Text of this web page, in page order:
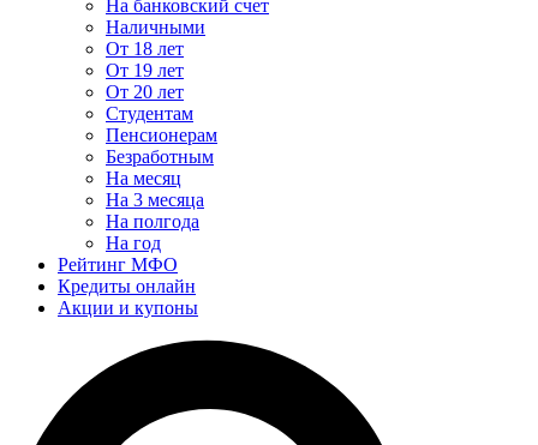
На банковский счет
Наличными
От 18 лет
От 19 лет
От 20 лет
Студентам
Пенсионерам
Безработным
На месяц
На 3 месяца
На полгода
На год
Рейтинг МФО
Кредиты онлайн
Акции и купоны